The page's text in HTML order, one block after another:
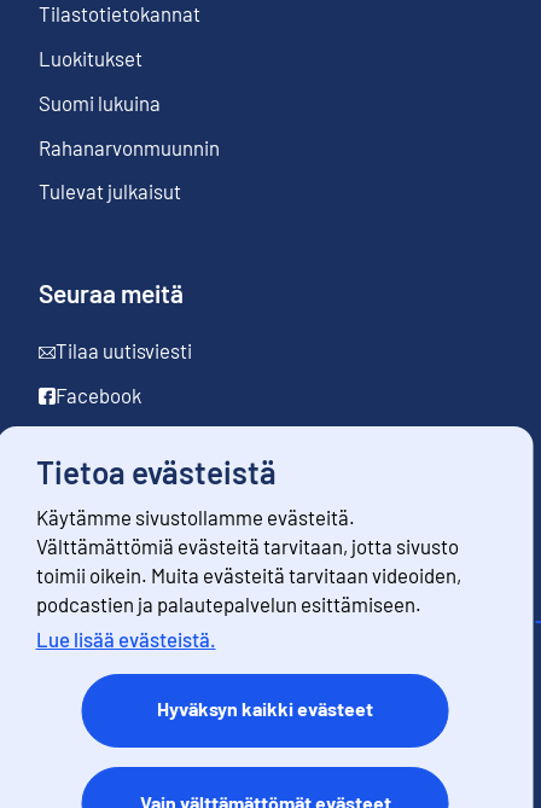
Tietoa evästeistä
Käytämme sivustollamme evästeitä.
Välttämättömiä evästeitä tarvitaan, jotta sivusto
toimii oikein. Muita evästeitä tarvitaan videoiden,
podcastien ja palautepalvelun esittämiseen.
Lue lisää evästeistä.
Hyväksyn kaikki evästeet
Vain välttämättömät evästeet
Tilastotietokannat
Luokitukset
Suomi lukuina
Rahanarvonmuunnin
Tulevat julkaisut
Seuraa meitä
Tilaa uutisviesti
Facebook
YouTube
Instagram
Palaute
Käyttöehdot
Tietosuoja
Saavutettavuus